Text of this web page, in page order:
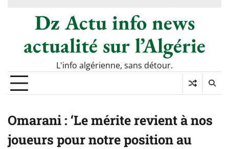
Dz Actu info news
actualité sur l’Algérie
L'info algérienne, sans détour.
Omarani : ‘Le mérite revient à nos
joueurs pour notre position au